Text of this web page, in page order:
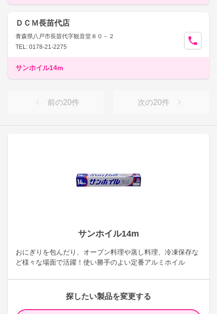
サンホイル14m
おにぎりを包んだり、オーブン料理や蒸し料理、冷凍保存な
ど様々な場面で活躍！使い勝手のよい定番アルミホイル
探したい製品を変更する
ＤＣＭ長苗代店
青森県八戸市長苗代字観音堂８０－２
TEL: 0178-21-2275
サンホイル14m
前の20件 次の20件